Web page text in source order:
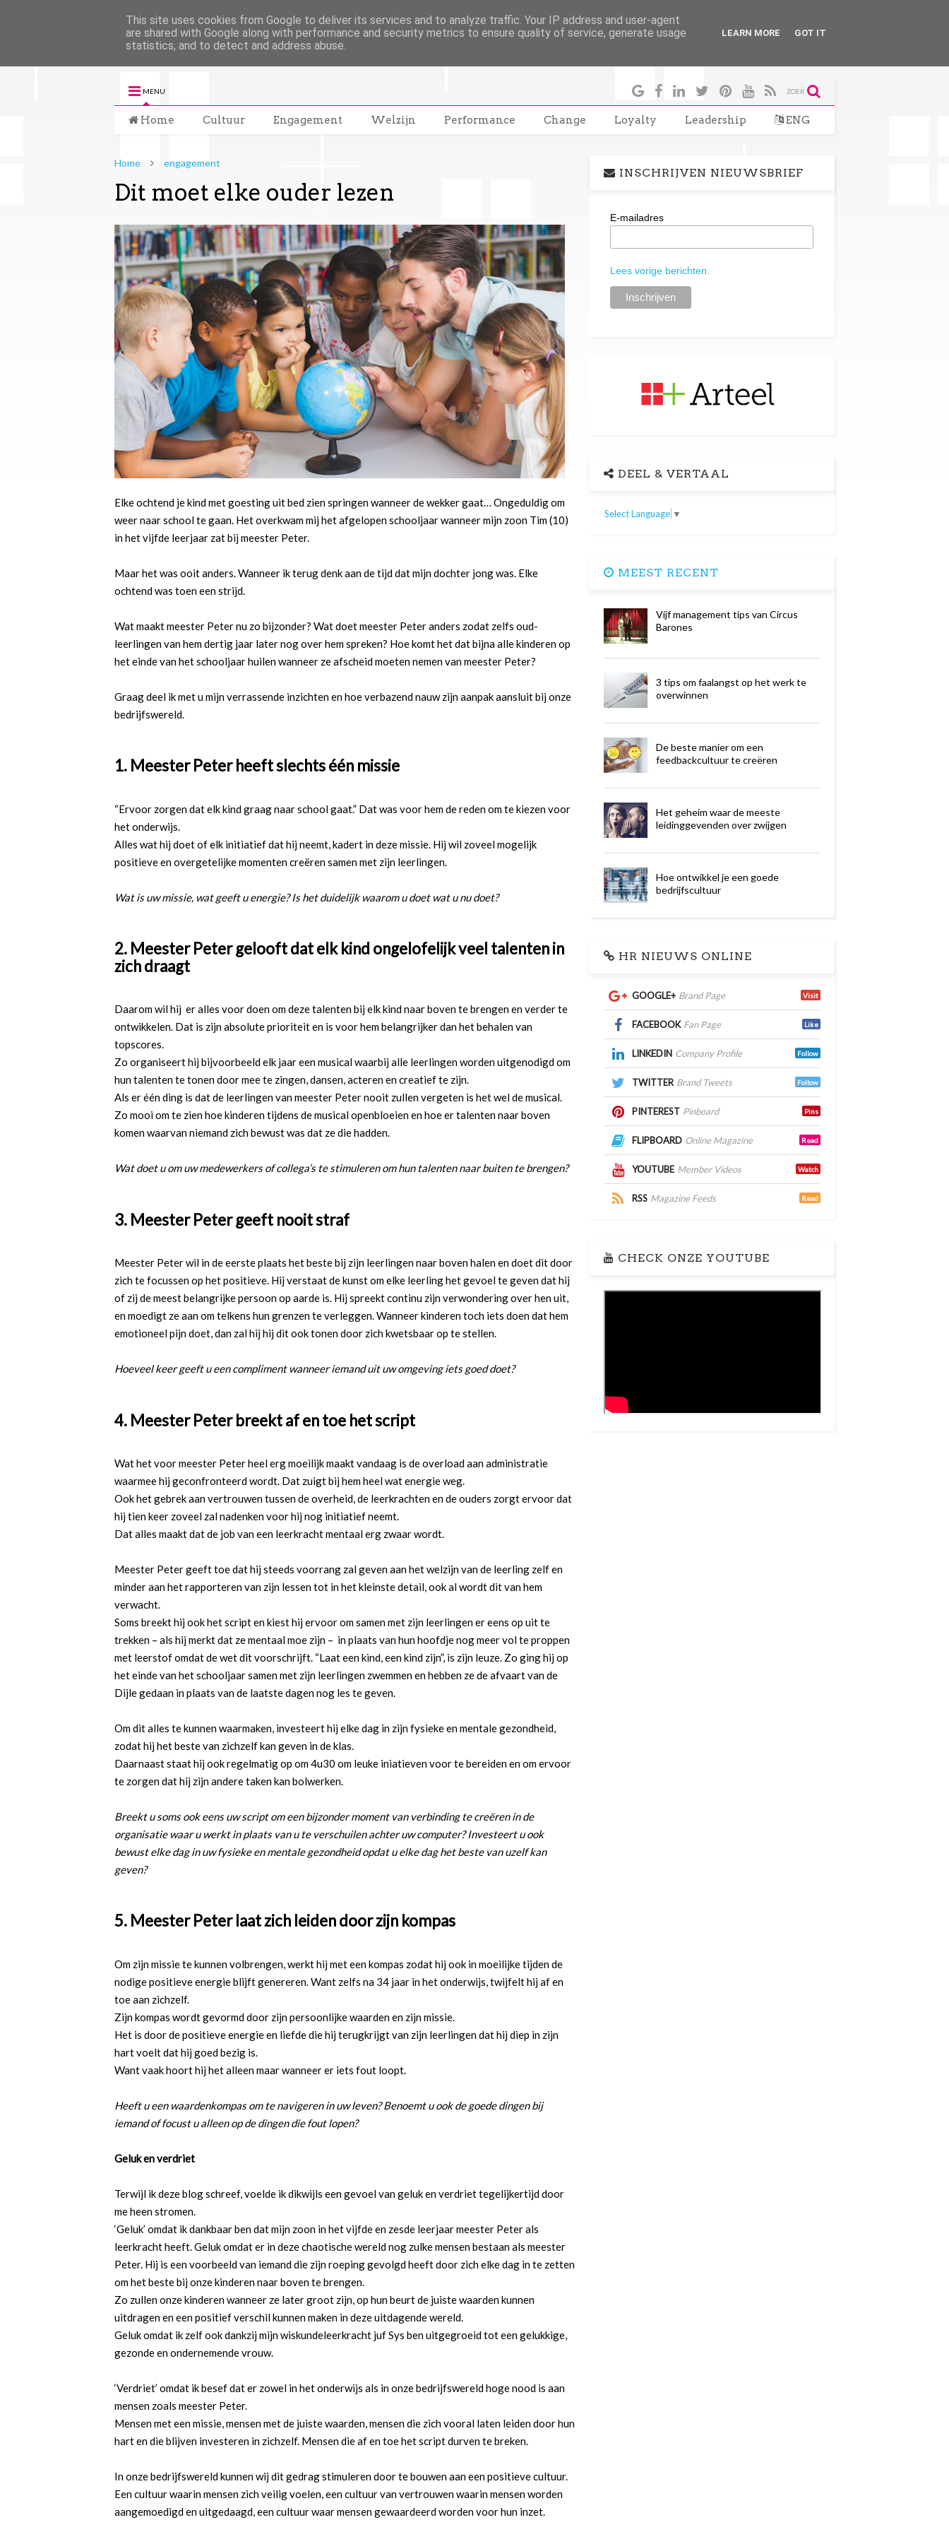
MENU ZOEK
Home Cultuur Engagement Welzijn Performance Change Loyalty Leadership ENG
Home engagement
Dit moet elke ouder lezen
Elke ochtend je kind met goesting uit bed zien springen wanneer de wekker gaat… Ongeduldig om
weer naar school te gaan. Het overkwam mij het afgelopen schooljaar wanneer mijn zoon Tim (10)
in het vijfde leerjaar zat bij meester Peter.
Maar het was ooit anders. Wanneer ik terug denk aan de tijd dat mijn dochter jong was. Elke
ochtend was toen een strijd.
Wat maakt meester Peter nu zo bijzonder? Wat doet meester Peter anders zodat zelfs oud-
leerlingen van hem dertig jaar later nog over hem spreken? Hoe komt het dat bijna alle kinderen op
het einde van het schooljaar huilen wanneer ze afscheid moeten nemen van meester Peter?
Graag deel ik met u mijn verrassende inzichten en hoe verbazend nauw zijn aanpak aansluit bij onze
bedrijfswereld.
1. Meester Peter heeft slechts één missie
“Ervoor zorgen dat elk kind graag naar school gaat.” Dat was voor hem de reden om te kiezen voor
het onderwijs.
Alles wat hij doet of elk initiatief dat hij neemt, kadert in deze missie. Hij wil zoveel mogelijk
positieve en overgetelijke momenten creëren samen met zijn leerlingen.
Wat is uw missie, wat geeft u energie? Is het duidelijk waarom u doet wat u nu doet?
2. Meester Peter gelooft dat elk kind ongelofelijk veel talenten in
zich draagt
Daarom wil hij er alles voor doen om deze talenten bij elk kind naar boven te brengen en verder te
ontwikkelen. Dat is zijn absolute prioriteit en is voor hem belangrijker dan het behalen van
topscores.
Zo organiseert hij bijvoorbeeld elk jaar een musical waarbij alle leerlingen worden uitgenodigd om
hun talenten te tonen door mee te zingen, dansen, acteren en creatief te zijn.
Als er één ding is dat de leerlingen van meester Peter nooit zullen vergeten is het wel de musical.
Zo mooi om te zien hoe kinderen tijdens de musical openbloeien en hoe er talenten naar boven
komen waarvan niemand zich bewust was dat ze die hadden.
Wat doet u om uw medewerkers of collega’s te stimuleren om hun talenten naar buiten te brengen?
3. Meester Peter geeft nooit straf
Meester Peter wil in de eerste plaats het beste bij zijn leerlingen naar boven halen en doet dit door
zich te focussen op het positieve. Hij verstaat de kunst om elke leerling het gevoel te geven dat hij
of zij de meest belangrijke persoon op aarde is. Hij spreekt continu zijn verwondering over hen uit,
en moedigt ze aan om telkens hun grenzen te verleggen. Wanneer kinderen toch iets doen dat hem
emotioneel pijn doet, dan zal hij hij dit ook tonen door zich kwetsbaar op te stellen.
Hoeveel keer geeft u een compliment wanneer iemand uit uw omgeving iets goed doet?
4. Meester Peter breekt af en toe het script
Wat het voor meester Peter heel erg moeilijk maakt vandaag is de overload aan administratie
waarmee hij geconfronteerd wordt. Dat zuigt bij hem heel wat energie weg.
Ook het gebrek aan vertrouwen tussen de overheid, de leerkrachten en de ouders zorgt ervoor dat
hij tien keer zoveel zal nadenken voor hij nog initiatief neemt.
Dat alles maakt dat de job van een leerkracht mentaal erg zwaar wordt.
Meester Peter geeft toe dat hij steeds voorrang zal geven aan het welzijn van de leerling zelf en
minder aan het rapporteren van zijn lessen tot in het kleinste detail, ook al wordt dit van hem
verwacht.
Soms breekt hij ook het script en kiest hij ervoor om samen met zijn leerlingen er eens op uit te
trekken – als hij merkt dat ze mentaal moe zijn – in plaats van hun hoofdje nog meer vol te proppen
met leerstof omdat de wet dit voorschrijft. “Laat een kind, een kind zijn”, is zijn leuze. Zo ging hij op
het einde van het schooljaar samen met zijn leerlingen zwemmen en hebben ze de afvaart van de
Dijle gedaan in plaats van de laatste dagen nog les te geven.
Om dit alles te kunnen waarmaken, investeert hij elke dag in zijn fysieke en mentale gezondheid,
zodat hij het beste van zichzelf kan geven in de klas.
Daarnaast staat hij ook regelmatig op om 4u30 om leuke iniatieven voor te bereiden en om ervoor
te zorgen dat hij zijn andere taken kan bolwerken.
Breekt u soms ook eens uw script om een bijzonder moment van verbinding te creëren in de
organisatie waar u werkt in plaats van u te verschuilen achter uw computer? Investeert u ook
bewust elke dag in uw fysieke en mentale gezondheid opdat u elke dag het beste van uzelf kan
geven?
5. Meester Peter laat zich leiden door zijn kompas
Om zijn missie te kunnen volbrengen, werkt hij met een kompas zodat hij ook in moeilijke tijden de
nodige positieve energie blijft genereren. Want zelfs na 34 jaar in het onderwijs, twijfelt hij af en
toe aan zichzelf.
Zijn kompas wordt gevormd door zijn persoonlijke waarden en zijn missie.
Het is door de positieve energie en liefde die hij terugkrijgt van zijn leerlingen dat hij diep in zijn
hart voelt dat hij goed bezig is.
Want vaak hoort hij het alleen maar wanneer er iets fout loopt.
Heeft u een waardenkompas om te navigeren in uw leven? Benoemt u ook de goede dingen bij
iemand of focust u alleen op de dingen die fout lopen?
Geluk en verdriet
Terwijl ik deze blog schreef, voelde ik dikwijls een gevoel van geluk en verdriet tegelijkertijd door
me heen stromen.
‘Geluk’ omdat ik dankbaar ben dat mijn zoon in het vijfde en zesde leerjaar meester Peter als
leerkracht heeft. Geluk omdat er in deze chaotische wereld nog zulke mensen bestaan als meester
Peter. Hij is een voorbeeld van iemand die zijn roeping gevolgd heeft door zich elke dag in te zetten
om het beste bij onze kinderen naar boven te brengen.
Zo zullen onze kinderen wanneer ze later groot zijn, op hun beurt de juiste waarden kunnen
uitdragen en een positief verschil kunnen maken in deze uitdagende wereld.
Geluk omdat ik zelf ook dankzij mijn wiskundeleerkracht juf Sys ben uitgegroeid tot een gelukkige,
gezonde en ondernemende vrouw.
‘Verdriet’ omdat ik besef dat er zowel in het onderwijs als in onze bedrijfswereld hoge nood is aan
mensen zoals meester Peter.
Mensen met een missie, mensen met de juiste waarden, mensen die zich vooral laten leiden door hun
hart en die blijven investeren in zichzelf. Mensen die af en toe het script durven te breken.
In onze bedrijfswereld kunnen wij dit gedrag stimuleren door te bouwen aan een positieve cultuur.
Een cultuur waarin mensen zich veilig voelen, een cultuur van vertrouwen waarin mensen worden
aangemoedigd en uitgedaagd, een cultuur waar mensen gewaardeerd worden voor hun inzet.
INSCHRIJVEN NIEUWSBRIEF
E-mailadres
Lees vorige berichten.
DEEL & VERTAAL
Select Language ▼
MEEST RECENT
Vijf management tips van Circus
Barones
3 tips om faalangst op het werk te
overwinnen
De beste manier om een
feedbackcultuur te creëren
Het geheim waar de meeste
leidinggevenden over zwijgen
Hoe ontwikkel je een goede
bedrijfscultuur
HR NIEUWS ONLINE
GOOGLE+ Brand Page Visit
FACEBOOK Fan Page Like
LINKEDIN Company Profile Follow
TWITTER Brand Tweets Follow
PINTEREST Pinboard Pins
FLIPBOARD Online Magazine Read
YOUTUBE Member Videos Watch
RSS Magazine Feeds Read
CHECK ONZE YOUTUBE
This site uses cookies from Google to deliver its services and to analyze traffic. Your IP address and user-agent
are shared with Google along with performance and security metrics to ensure quality of service, generate usage
statistics, and to detect and address abuse.
LEARN MORE GOT IT